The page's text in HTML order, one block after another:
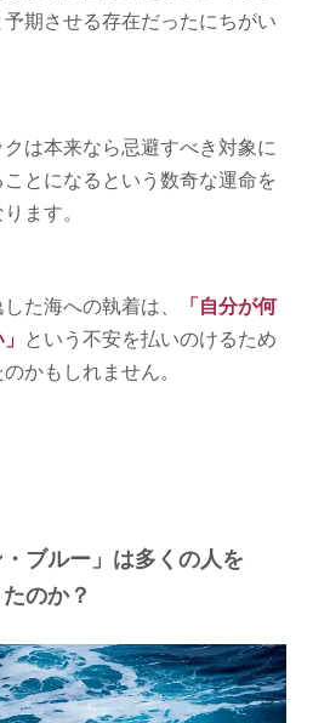
期させる存在だったにちがい
は本来なら忌避すべき対象に
とになるという数奇な運命を
ます。
た海への執着は、
「自分が何
という不安を払いのけるため
かもしれません。
ブルー」は多くの人を
のか？